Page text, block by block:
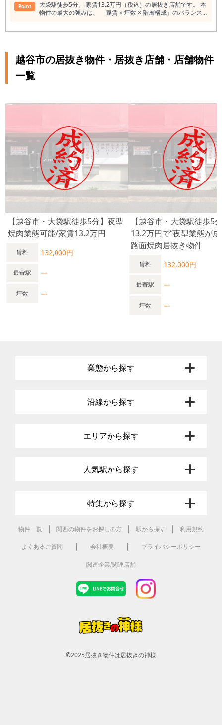
Point
大袋駅徒歩5分。 家賃13.2万円（税込）の居抜き店舗です。 本
物件の最大の強みは、 「家賃 × 坪数 × 階層構成」のバランス
にあります。 少人数でもオペレーションが組みやすい構造で
商180〜220万円前後でも家賃比率を抑えた経営が可能。 2〜3
名体制で、無理のない運営を想定できます。 派手な立地ではあ
万人規模。 生活動線中心のため、夜型・常連型業態と相性の良
越谷市の居抜き物件・居抜き店舗・店舗物件
一覧
【越谷市・大袋駅徒歩5分】夜型
焼肉業態可能/家賃13.2万円
賃料 132,000円
最寄駅 ー
坪数 ー
【越谷市・大袋駅徒歩5
13.2万円で“夜型業態が
路面焼肉居抜き物件
賃料 132,000円
最寄駅 ー
坪数 ー
業態から探す
沿線から探す
エリアから探す
人気駅から探す
特集から探す
物件一覧 関西の物件をお探しの方 駅から探す 利用規約
よくあるご質問 会社概要 プライバシーポリシー
関連企業/関連店舗
©2025居抜き物件は居抜きの神様